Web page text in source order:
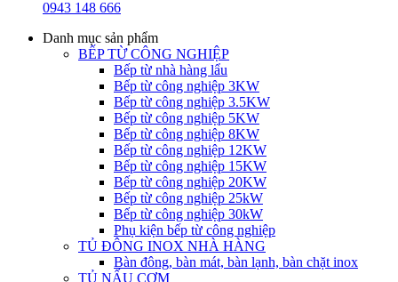
0943 148 666
Danh mục sản phẩm
BẾP TỪ CÔNG NGHIỆP
Bếp từ nhà hàng lẩu
Bếp từ công nghiệp 3KW
Bếp từ công nghiệp 3.5KW
Bếp từ công nghiệp 5KW
Bếp từ công nghiệp 8KW
Bếp từ công nghiệp 12KW
Bếp từ công nghiệp 15KW
Bếp từ công nghiệp 20KW
Bếp từ công nghiệp 25kW
Bếp từ công nghiệp 30kW
Phụ kiện bếp từ công nghiệp
TỦ ĐÔNG INOX NHÀ HÀNG
Bàn đông, bàn mát, bàn lạnh, bàn chặt inox
TỦ NẤU CƠM